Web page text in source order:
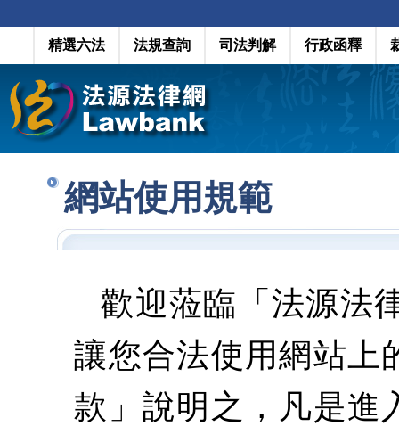
精選六法 法規查詢 司法判解 行政函釋
網站使用規範
歡迎蒞臨「法源法
讓您合法使用網站上
款」說明之，凡是進